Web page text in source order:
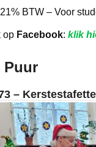
BTW – Voor
op Facebook: klik
Puur
–